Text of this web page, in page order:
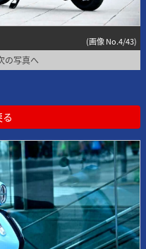
(画像 No.4/43)
の写真へ